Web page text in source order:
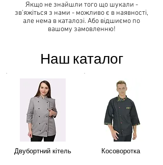
Якщо не знайшли того що шукали -
зв'яжіться з нами - можливо є в наявності,
але нема в каталозі. Або відшиємо по
вашому замовленню!
Наш каталог
Двубортний кітель Косоворотка